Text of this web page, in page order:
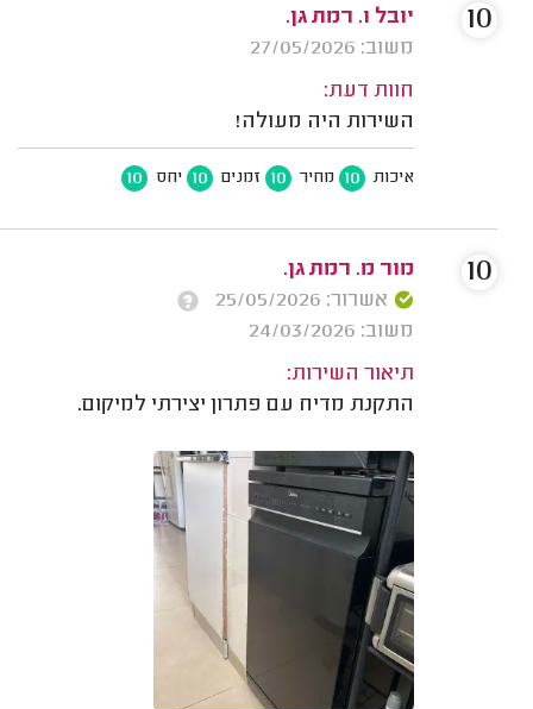
יובל ו. רמת גן.
משוב: 27/05/2026
חוות דעת:
השירות היה מעולה!
איכות 10 מחיר 10 זמנים 10 יחס 10
10
מור מ. רמת גן.
אשרור: 25/05/2026
משוב: 24/03/2026
תיאור השירות:
התקנת מדיח עם פתרון יצירתי למיקום.
10